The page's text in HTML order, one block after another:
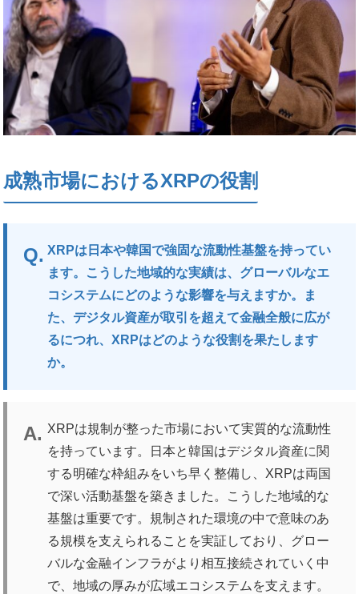
成熟市場におけるXRPの役割
XRPは日本や韓国で強固な流動性基盤を持ってい
ます。こうした地域的な実績は、グローバルなエ
コシステムにどのような影響を与えますか。ま
た、デジタル資産が取引を超えて金融全般に広が
るにつれ、XRPはどのような役割を果たします
か。
XRPは規制が整った市場において実質的な流動性
を持っています。日本と韓国はデジタル資産に関
する明確な枠組みをいち早く整備し、XRPは両国
で深い活動基盤を築きました。こうした地域的な
基盤は重要です。規制された環境の中で意味のあ
る規模を支えられることを実証しており、グロー
バルな金融インフラがより相互接続されていく中
で、地域の厚みが広域エコシステムを支えます。